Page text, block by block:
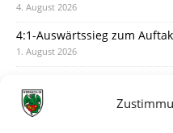
4. August 2026
4:1-Auswärtssieg zum
1. August 2026
31. Juli 2026